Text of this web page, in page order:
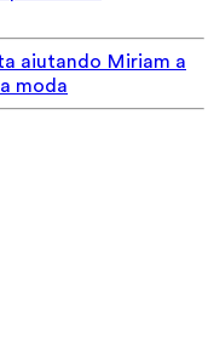
aiutando Miriam a
moda